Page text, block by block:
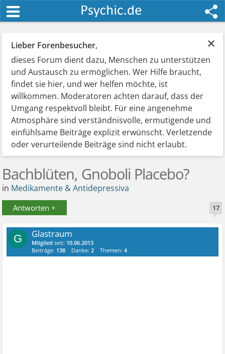
×
Lieber Forenbesucher,
dieses Forum dient dazu, Menschen zu unterstützen
und Austausch zu ermöglichen. Wer Hilfe braucht,
findet sie hier, und wer helfen möchte, ist
willkommen. Moderatoren achten darauf, dass der
Umgang respektvoll bleibt. Für eine angenehme
Atmosphäre sind verständnisvolle, ermutigende und
einfühlsame Beiträge explizit erwünscht. Verletzende
oder verurteilende Beiträge sind nicht erlaubt.
Bachblüten, Gnoboli Placebo?
in Medikamente & Antidepressiva
Antworten + 17
G Glastraum
Mitglied seit: 10.06.2013
Beiträge: 138 Danke:2 Themen:4